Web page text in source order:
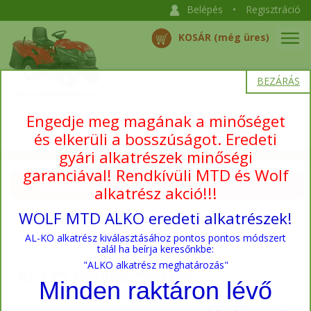
Belépés • Regisztráció
KOSÁR (még üres)
Termékkategóriák megnyitása →
Nyitóoldal›Termékek›MTD›Fűnyíró traktorok›RF 125 Fűnyíró
RF 125 Fűnyíró Traktor
BEZÁRÁS
Engedje meg magának a minőséget
és elkerüli a bosszúságot. Eredeti
gyári alkatrészek minőségi
garanciával! Rendkívüli MTD és Wolf
alkatrész akció!!!
WOLF MTD ALKO eredeti alkatrészek!
AL-KO alkatrész kiválasztásához pontos pontos módszert
talál ha beírja keresőnkbe:
"ALKO alkatrész meghatározás"
Minden raktáron lévő